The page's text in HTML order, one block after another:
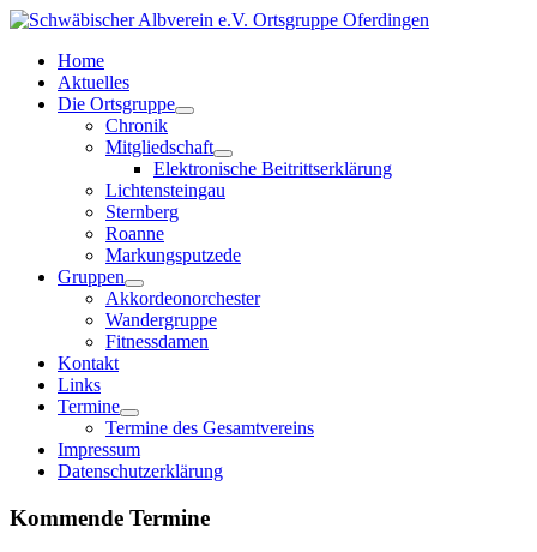
Home
Aktuelles
Die Ortsgruppe
Chronik
Mitgliedschaft
Elektronische Beitrittserklärung
Lichtensteingau
Sternberg
Roanne
Markungsputzede
Gruppen
Akkordeonorchester
Wandergruppe
Fitnessdamen
Kontakt
Links
Termine
Termine des Gesamtvereins
Impressum
Datenschutzerklärung
Kommende Termine